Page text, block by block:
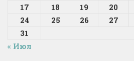
17
18 19 20
24
25 26 27
31
« Июл